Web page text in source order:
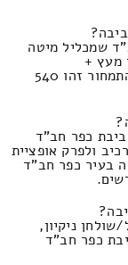
שמכליל מיטה
מעץ +
ארונות-בגדים בשילוב לבצע פירוק והרכבה התמחור זהו 540
כפר חב"ד
ולפרק אופציית
בעיר כפר חב"ד
ניקיון,
כפר חב"ד